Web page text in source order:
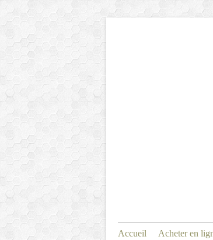
Accueil Acheter en